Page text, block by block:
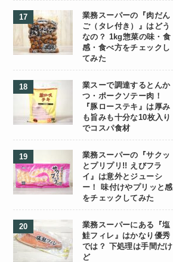
業務スーパーの『肉だん
ご（タレ付き）』はどう
なの？ 1kg惣菜の味・食
感・食べ方をチェックし
てみた
業スーで調達するとんか
つ・ポークソテー肉！
『豚ローステキ』は厚み
も旨みも十分な10枚入り
でコスパ食材
業務スーパーの『サクッ
とプリプリ!! えびフラ
イ』は意外とジューシ
ー！ 味付けやプリッと感
をチェックしてみた
業務スーパーにある『塩
鮭フィレ』はかなり優秀
では？ 下処理は手間だけ
ど